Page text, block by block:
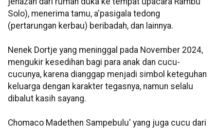
Solo), menerima tamu, a'pasigala tedong
(pertarungan kerbau) beribadah, dan lainnya.
Nenek Dortje yang meninggal pada November 2024,
mengukir kesedihan bagi para anak dan cucu-
cucunya, karena dianggap menjadi simbol keteguhan
keluarga dengan karakter tegasnya, namun selalu
dibalut kasih sayang.
Chomaco Madethen Sampebulu' yang juga cucu dari